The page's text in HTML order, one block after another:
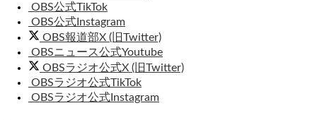
OBS公式TikTok
OBS公式Instagram
OBS報道部X (旧Twitter)
OBSニュース公式Youtube
OBSラジオ公式X (旧Twitter)
OBSラジオ公式TikTok
OBSラジオ公式Instagram